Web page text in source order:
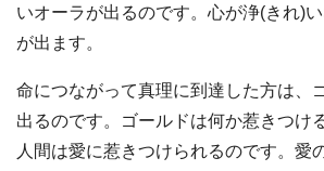
いオーラが出るのです。心が浄(きれ)
が出ます。
命につながって真理に到達した方は、
出るのです。ゴールドは何か惹きつけ
人間は愛に惹きつけられるのです。愛